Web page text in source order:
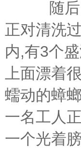
随后,
正对清洗
内,有3个
上面漂着
蠕动的蟑
一名工人
一个光着